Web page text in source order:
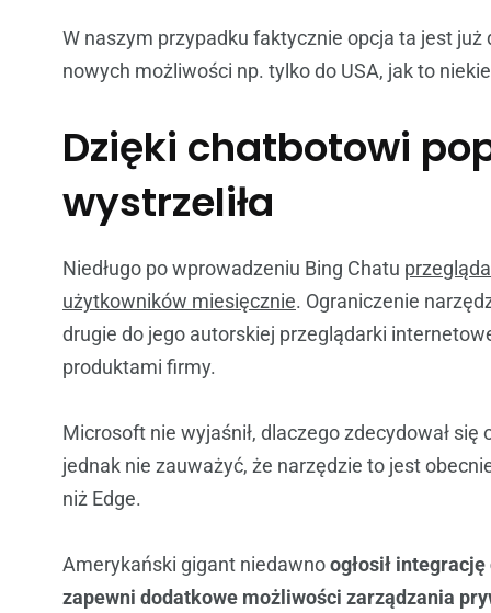
W naszym przypadku faktycznie opcja ta jest
nowych możliwości np. tylko do USA, jak to
Dzięki chatbotowi
wystrzeliła
Niedługo po wprowadzeniu Bing Chatu
użytkowników miesięcznie. Ograniczenie
drugie do jego autorskiej przeglądarki
produktami firmy.
Microsoft nie wyjaśnił, dlaczego zdecydował
jednak nie zauważyć, że narzędzie to jest
niż Edge.
Amerykański gigant niedawnoogłosił
zapewni dodatkowe możliwości zarządzania